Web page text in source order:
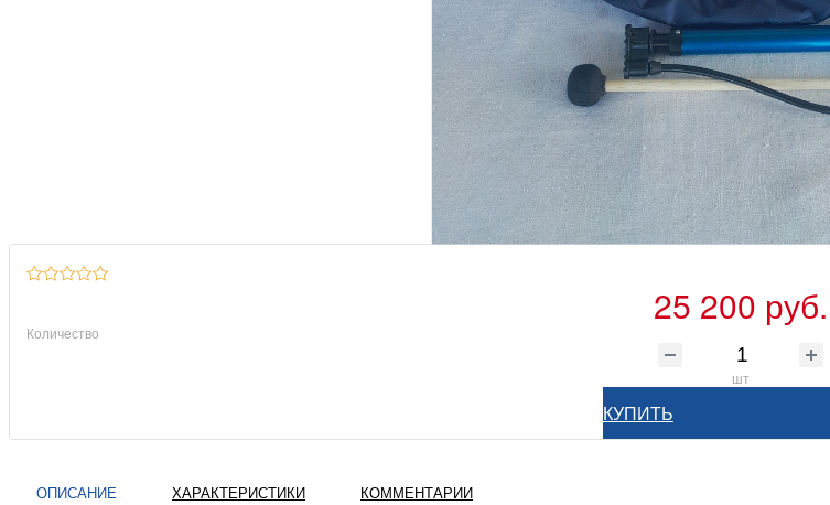
25 200 руб.
Количество
шт
КУПИТЬ
ОПИСАНИЕ ХАРАКТЕРИСТИКИ КОММЕНТАРИИ